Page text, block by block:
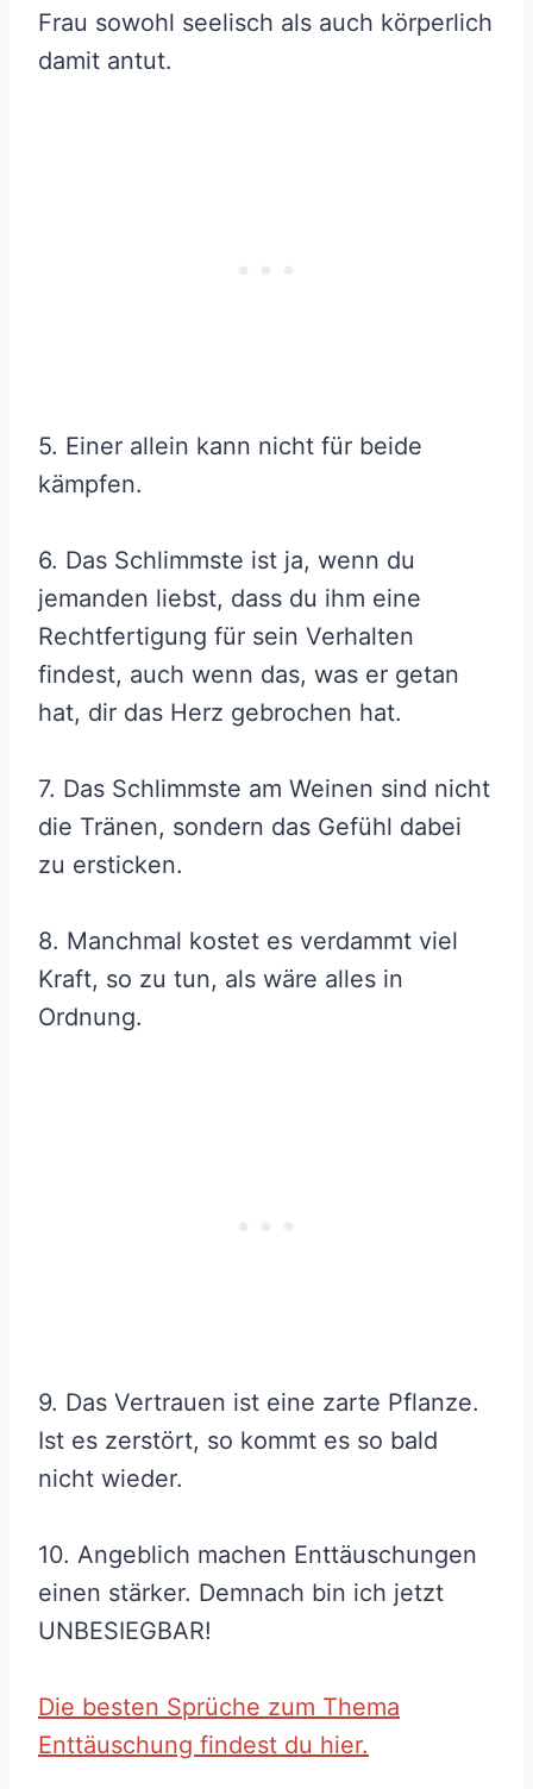
Frau sowohl seelisch als auch körperlich
damit antut.
5. Einer allein kann nicht für beide
kämpfen.
6. Das Schlimmste ist ja, wenn du
jemanden liebst, dass du ihm eine
Rechtfertigung für sein Verhalten
findest, auch wenn das, was er getan
hat, dir das Herz gebrochen hat.
7. Das Schlimmste am Weinen sind nicht
die Tränen, sondern das Gefühl dabei
zu ersticken.
8. Manchmal kostet es verdammt viel
Kraft, so zu tun, als wäre alles in
Ordnung.
9. Das Vertrauen ist eine zarte Pflanze.
Ist es zerstört, so kommt es so bald
nicht wieder.
10. Angeblich machen Enttäuschungen
einen stärker. Demnach bin ich jetzt
UNBESIEGBAR!
Die besten Sprüche zum Thema
Enttäuschung findest du hier.